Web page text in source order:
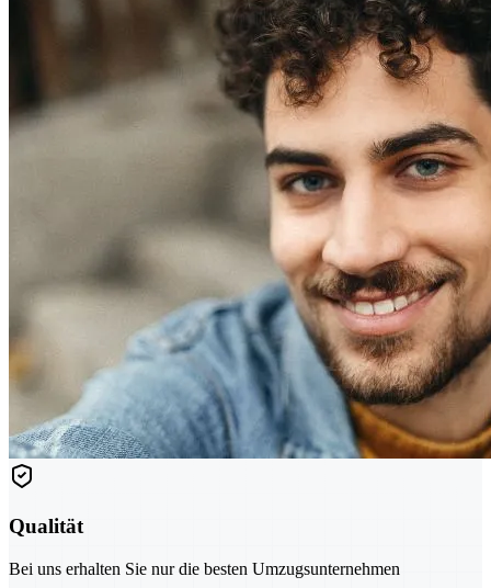
Qualität
Bei uns erhalten Sie nur die besten Umzugsunternehmen